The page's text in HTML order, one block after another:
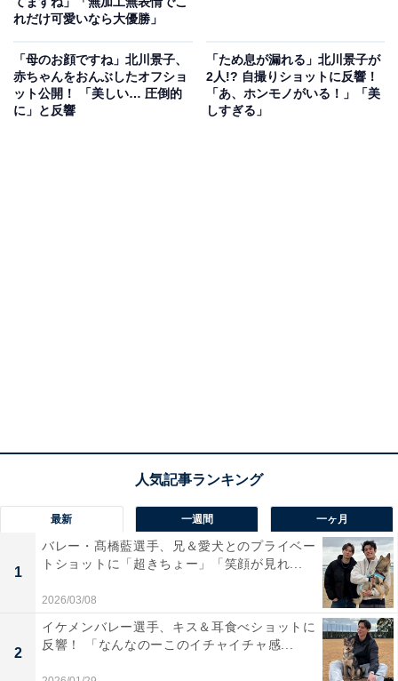
れだけ可愛いなら大優勝」
「母のお顔ですね」北川景子、
赤ちゃんをおんぶしたオフショ
ット公開！ 「美しい… 圧倒的
に」と反響
「ため息が漏れる」北川景子が
2人!? 自撮りショットに反響！
「あ、ホンモノがいる！」「美
しすぎる」
最新 一週間 一ヶ月
1
バレー・髙橋藍選手、兄＆愛犬とのプライベー
トショットに「超きちょー」「笑顔が見れ...
2026/03/08
2
イケメンバレー選手、キス＆耳食べショットに
反響！ 「なんなのーこのイチャイチャ感...